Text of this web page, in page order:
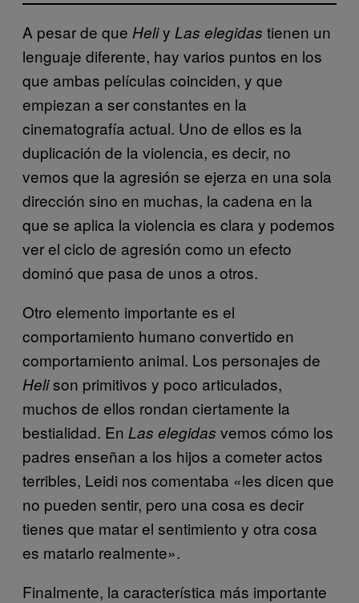
A pesar de que Heliy Las elegidas tienen un
lenguaje diferente, hay varios puntos en los
que ambas películas coinciden, y que
empiezan a ser constantes en la
cinematografía actual. Uno de ellos es la
duplicación de la violencia, es decir, no
vemos que la agresión se ejerza en una sola
dirección sino en muchas, la cadena en la
que se aplica la violencia es clara y podemos
ver el ciclo de agresión como un efecto
dominó que pasa de unos a otros.
Otro elemento importante es el
comportamiento humano convertido en
comportamiento animal. Los personajes de
Helison primitivos y poco articulados,
muchos de ellos rondan ciertamente la
bestialidad. En Las elegidas vemos cómo los
padres enseñan a los hijos a cometer actos
terribles, Leidi nos comentaba «les dicen que
no pueden sentir, pero una cosa es decir
tienes que matar el sentimiento y otra cosa
es matarlo realmente».
Finalmente, la característica más importante